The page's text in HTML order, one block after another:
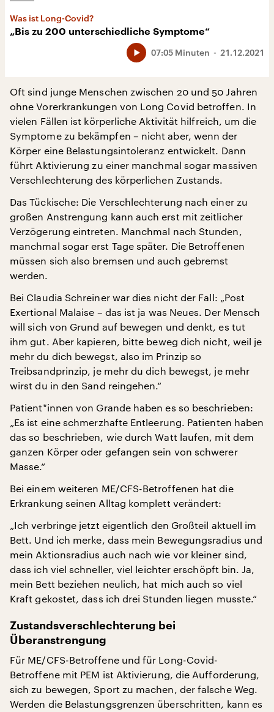
Was ist Long-Covid?
„Bis zu 200 unterschiedliche Symptome“
21.12.2021
07:05 Minuten
Oft sind junge Menschen zwischen 20 und 50 Jahren
ohne Vorerkrankungen von Long Covid betroffen. In
vielen Fällen ist körperliche Aktivität hilfreich, um die
Symptome zu bekämpfen – nicht aber, wenn der
Körper eine Belastungsintoleranz entwickelt. Dann
führt Aktivierung zu einer manchmal sogar massiven
Verschlechterung des körperlichen Zustands.
Das Tückische: Die Verschlechterung nach einer zu
großen Anstrengung kann auch erst mit zeitlicher
Verzögerung eintreten. Manchmal nach Stunden,
manchmal sogar erst Tage später. Die Betroffenen
müssen sich also bremsen und auch gebremst
werden.
Bei Claudia Schreiner war dies nicht der Fall: „Post
Exertional Malaise – das ist ja was Neues. Der Mensch
will sich von Grund auf bewegen und denkt, es tut
ihm gut. Aber kapieren, bitte beweg dich nicht, weil je
mehr du dich bewegst, also im Prinzip so
Treibsandprinzip, je mehr du dich bewegst, je mehr
wirst du in den Sand reingehen.“
Patient*innen von Grande haben es so beschrieben:
„Es ist eine schmerzhafte Entleerung. Patienten haben
das so beschrieben, wie durch Watt laufen, mit dem
ganzen Körper oder gefangen sein von schwerer
Masse.“
Bei einem weiteren ME/CFS-Betroffenen hat die
Erkrankung seinen Alltag komplett verändert:
„Ich verbringe jetzt eigentlich den Großteil aktuell im
Bett. Und ich merke, dass mein Bewegungsradius und
mein Aktionsradius auch nach wie vor kleiner sind,
dass ich viel schneller, viel leichter erschöpft bin. Ja,
mein Bett beziehen neulich, hat mich auch so viel
Kraft gekostet, dass ich drei Stunden liegen musste.“
Zustandsverschlechterung bei
Überanstrengung
Für ME/CFS-Betroffene und für Long-Covid-
Betroffene mit PEM ist Aktivierung, die Aufforderung,
sich zu bewegen, Sport zu machen, der falsche Weg.
Werden die Belastungsgrenzen überschritten, kann es